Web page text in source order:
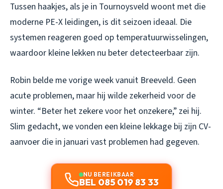
Tussen haakjes, als je in Tournoysveld woont met die
moderne PE-X leidingen, is dit seizoen ideaal. Die
systemen reageren goed op temperatuurwisselingen,
waardoor kleine lekken nu beter detecteerbaar zijn.
Robin belde me vorige week vanuit Breeveld. Geen
acute problemen, maar hij wilde zekerheid voor de
winter. “Beter het zekere voor het onzekere,” zei hij.
Slim gedacht, we vonden een kleine lekkage bij zijn CV-
aanvoer die in januari vast problemen had gegeven.
NU BEREIKBAAR
BEL 085 019 83 33